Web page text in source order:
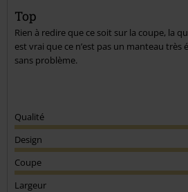
Top
Rien à redire que ce soit sur la coupe, la
est vrai que ce n’est pas un manteau très
sans problème.
Qualité
Design
Coupe
Largeur